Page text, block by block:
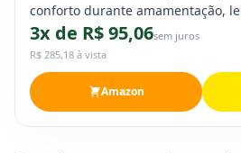
conforto durante amamentação,
bege marfim que combina com
quarto de bebê. Excelente custo-
3x de R$ 95,06sem juros
R$ 285,18 à vista
Amazon